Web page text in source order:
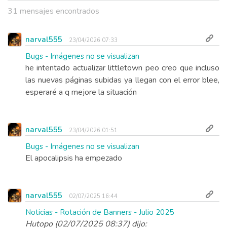
31 mensajes encontrados
narval555 23/04/2026 07:33
Bugs - Imágenes no se visualizan
he intentado actualizar littletown peo creo que incluso
las nuevas páginas subidas ya llegan con el error blee,
esperaré a q mejore la situación
narval555 23/04/2026 01:51
Bugs - Imágenes no se visualizan
El apocalipsis ha empezado
narval555 02/07/2025 16:44
Noticias - Rotación de Banners - Julio 2025
Hutopo (02/07/2025 08:37) dijo: